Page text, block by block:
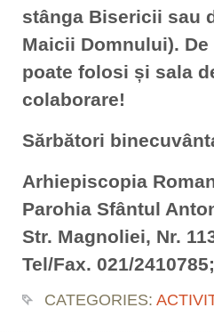
stânga Bisericii sau
Maicii Domnului).
poate folosi și sala
colaborare!
Sărbători
Arhiepiscopia
Parohia Sfântul
Str. Magnoliei, Nr.
Tel/Fax. 021/
CATEGORIES: